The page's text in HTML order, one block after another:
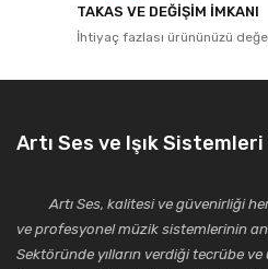
TAKAS VE DEĞİŞİM İMKANI
İhtiyaç fazlası ürününüzü
Artı Ses ve Işık
Artı Ses, kalitesi ve güvenirliği
ve profesyonel müzik sistemlerinin
Sektöründe yılların verdiği tecrübe